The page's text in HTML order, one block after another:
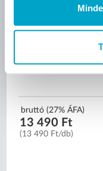
tigris formájú
bruttó (27% ÁFA)
13 490 Ft
(13 490 Ft/db)